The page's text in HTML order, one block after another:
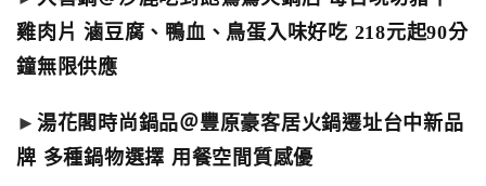
雞肉片 滷豆腐、鴨血、鳥蛋入味好吃 218元起90分
鐘無限供應
► 湯花閣時尚鍋品＠豐原豪客居火鍋遷址台中新品
牌 多種鍋物選擇 用餐空間質感優